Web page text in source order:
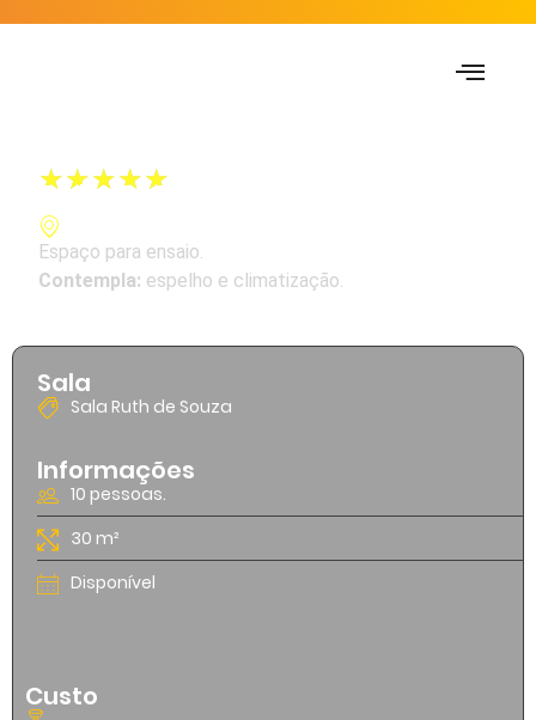
★★★★★
Sala Ruth de Souza
Espaço para ensaio.
Contempla: espelho e climatização.
Sala
Sala Ruth de Souza
Informações
10 pessoas.
30 m²
Disponível
Custo